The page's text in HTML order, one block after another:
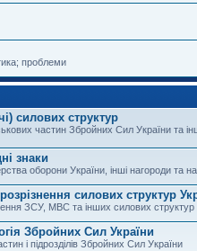
проблеми
силових структур
частин Збройних Сил України та
знаки
оборони України, інші нагороди та
силових структур
ЗСУ, МВС та інших силових структур
Збройних Сил України
і підрозділів Збройних Сил України